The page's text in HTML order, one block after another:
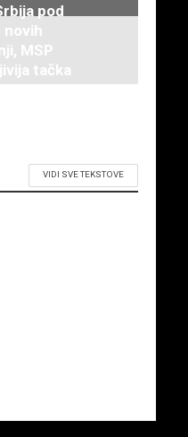
pod
MSP
tačka
VIDI SVE TEKSTOVE